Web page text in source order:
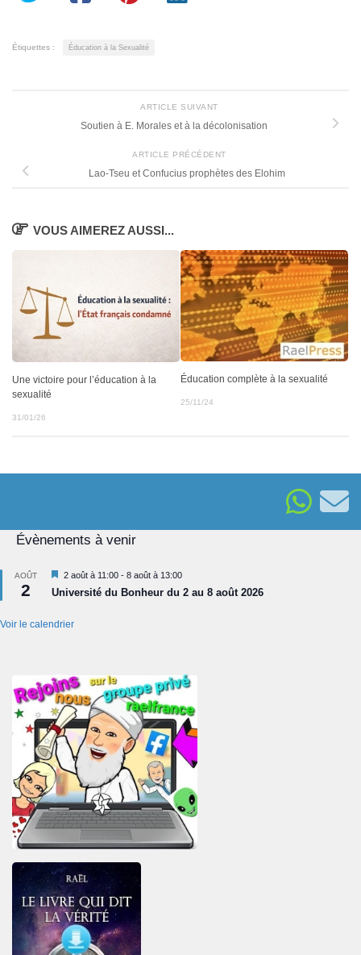
Étiquettes : Éducation à la Sexualité
ARTICLE SUIVANT
Soutien à E. Morales et à la décolonisation
ARTICLE PRÉCÉDENT
Lao-Tseu et Confucius prophètes des Elohim
VOUS AIMEREZ AUSSI...
Une victoire pour l’éducation à la
sexualité
31/01/26
Éducation complète à la sexualité
25/11/24
Évènements à venir
AOÛT
2
Mis
en
avant
2 août à 11:00 - 8 août à 13:00
Université du Bonheur du 2 au 8 août 2026
Voir le calendrier